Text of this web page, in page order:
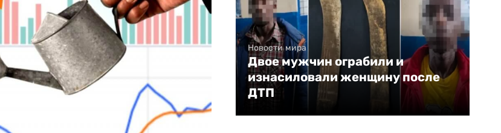
Новости мира
Двое мужчин ограбили и
изнасиловали женщину после
ДТП